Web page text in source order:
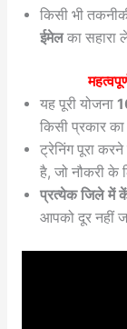
किसी भी
ईमेलका सहारा
यह पूरी योजना
किसी प्रकार
ट्रेनिंग पूरा
है, जो नौकरी के
प्रत्येक जिले में
आपको दूर नहीं